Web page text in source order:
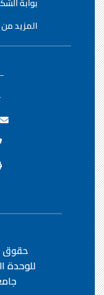
المزيد من
حقوق
للوحدة